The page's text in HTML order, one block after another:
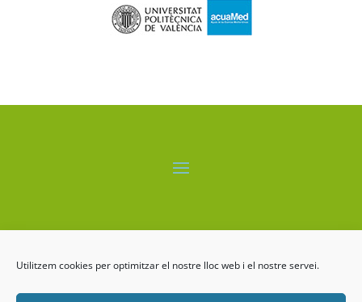
Utilitzem cookies per optimitzar el nostre lloc web i el nostre servei.